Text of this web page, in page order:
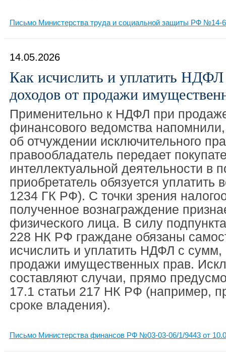
Письмо Министерства труда и социальной защиты РФ №14-
14.05.2026
Как исчислить и уплатить
доходов от продажи
Применительно к НДФЛ при
финансового ведомства
об отчуждении исключительного
правообладатель передает
интеллектуальной деятельности в
приобретатель обязуется уплатить
1234 ГК РФ). С точки зрения
полученное вознаграждение
физического лица. В силу
228 НК РФ граждане обязаны
исчислить и уплатить НДФЛ с сумм,
продажи имущественных прав.
составляют случаи, прямо
17.1 статьи 217 НК РФ (например,
сроке владения).
Письмо Министерства финансов РФ №03-03-06/1/9443 от